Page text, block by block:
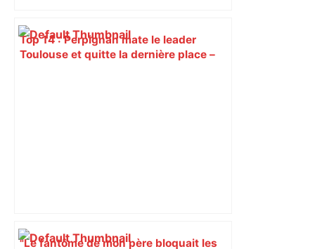
Top 14 : Perpignan mate le leader
Toulouse et quitte la dernière place –
"Le fantôme de mon père bloquait les